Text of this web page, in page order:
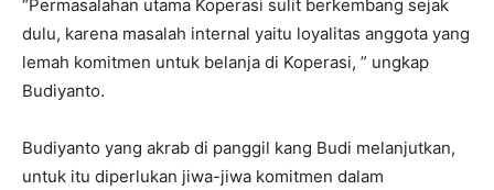
“Permasalahan utama Koperasi sulit berkembang sejak
dulu, karena masalah internal yaitu loyalitas anggota yang
lemah komitmen untuk belanja di Koperasi, ” ungkap
Budiyanto.
Budiyanto yang akrab di panggil kang Budi melanjutkan,
untuk itu diperlukan jiwa-jiwa komitmen dalam